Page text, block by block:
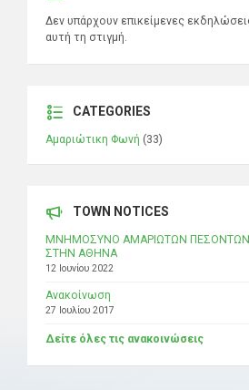
Δεν υπάρχουν επικείμενες
αυτή τη στιγμή.
CATEGORIES
Αμαριώτικη Φωνή (33)
TOWN NOTICES
ΜΝΗΜΟΣΥΝΟ ΑΜΑΡΙΩΤΩΝ ΠΕΣΟΝΤΩΝ
ΣΤΗΝ ΑΘΗΝΑ
12 Ιουνίου 2022
Ανακοίνωση
27 Ιουλίου 2017
Δείτε όλες τις ανακοινώσεις